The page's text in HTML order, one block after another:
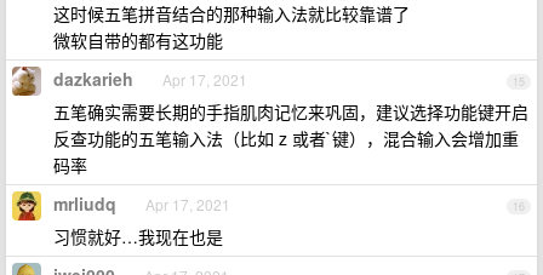
这时候五笔拼音结合的那种输入法就比较靠谱了
微软自带的都有这功能
15
dazkarieh Apr 17, 2021
五笔确实需要长期的手指肌肉记忆来巩固，建议选择功能键开启
反查功能的五笔输入法（比如 z 或者`键），混合输入会增加重
码率
16
mrliudq Apr 17, 2021
习惯就好…我现在也是